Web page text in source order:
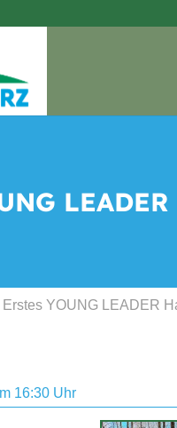
Erstes YOUNG LEADER
16:30 Uhr
beim Arbeitseinsatz am